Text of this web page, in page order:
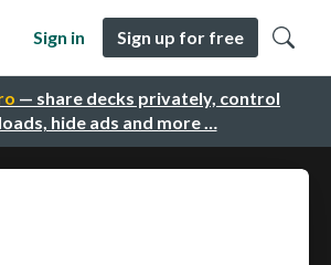
— share decks privately, control
hide ads and more …
Sign in Sign up for free